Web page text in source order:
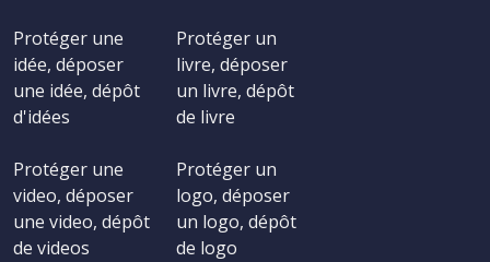
Protéger une
idée, déposer
une idée, dépôt
d'idées
Protéger une
video, déposer
une video, dépôt
de videos
Protéger un
livre, déposer
un livre, dépôt
de livre
Protéger un
logo, déposer
un logo, dépôt
de logo